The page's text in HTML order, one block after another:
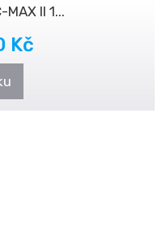
MAX II 1...
Kč